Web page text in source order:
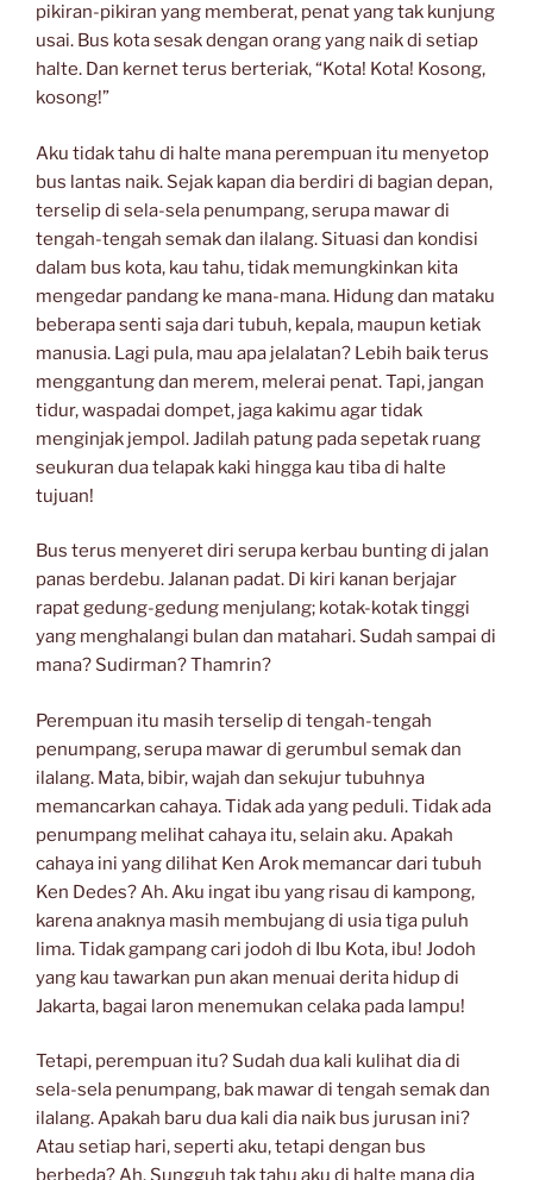
pikiran-pikiran yang memberat, penat yang tak kunjung
usai. Bus kota sesak dengan orang yang naik di setiap
halte. Dan kernet terus berteriak, “Kota! Kota! Kosong,
kosong!”
Aku tidak tahu di halte mana perempuan itu menyetop
bus lantas naik. Sejak kapan dia berdiri di bagian depan,
terselip di sela-sela penumpang, serupa mawar di
tengah-tengah semak dan ilalang. Situasi dan kondisi
dalam bus kota, kau tahu, tidak memungkinkan kita
mengedar pandang ke mana-mana. Hidung dan mataku
beberapa senti saja dari tubuh, kepala, maupun ketiak
manusia. Lagi pula, mau apa jelalatan? Lebih baik terus
menggantung dan merem, melerai penat. Tapi, jangan
tidur, waspadai dompet, jaga kakimu agar tidak
menginjak jempol. Jadilah patung pada sepetak ruang
seukuran dua telapak kaki hingga kau tiba di halte
tujuan!
Bus terus menyeret diri serupa kerbau bunting di jalan
panas berdebu. Jalanan padat. Di kiri kanan berjajar
rapat gedung-gedung menjulang; kotak-kotak tinggi
yang menghalangi bulan dan matahari. Sudah sampai di
mana? Sudirman? Thamrin?
Perempuan itu masih terselip di tengah-tengah
penumpang, serupa mawar di gerumbul semak dan
ilalang. Mata, bibir, wajah dan sekujur tubuhnya
memancarkan cahaya. Tidak ada yang peduli. Tidak ada
penumpang melihat cahaya itu, selain aku. Apakah
cahaya ini yang dilihat Ken Arok memancar dari tubuh
Ken Dedes? Ah. Aku ingat ibu yang risau di kampong,
karena anaknya masih membujang di usia tiga puluh
lima. Tidak gampang cari jodoh di Ibu Kota, ibu! Jodoh
yang kau tawarkan pun akan menuai derita hidup di
Jakarta, bagai laron menemukan celaka pada lampu!
Tetapi, perempuan itu? Sudah dua kali kulihat dia di
sela-sela penumpang, bak mawar di tengah semak dan
ilalang. Apakah baru dua kali dia naik bus jurusan ini?
Atau setiap hari, seperti aku, tetapi dengan bus
berbeda? Ah. Sungguh tak tahu aku di halte mana dia